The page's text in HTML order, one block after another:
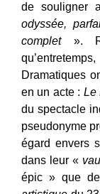
de souligner
odyssée,
complet ».
Dramatiques
en un acte : Le
du spectacle
pseudonyme
égard envers
dans leur «
épic » que